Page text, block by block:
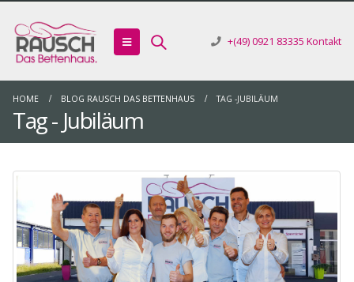
+(49) 0921 83335 Kontakt
HOME BLOG RAUSCH DAS BETTENHAUS TAG -JUBILÄUM
Tag - Jubiläum